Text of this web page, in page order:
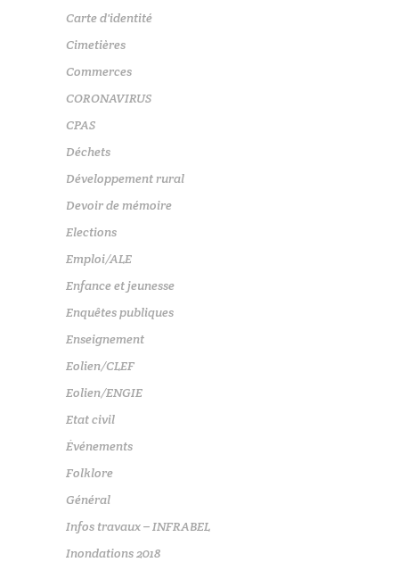
Carte d'identité
Cimetières
Commerces
CORONAVIRUS
CPAS
Déchets
Développement rural
Devoir de mémoire
Elections
Emploi/ALE
Enfance et jeunesse
Enquêtes publiques
Enseignement
Eolien/CLEF
Eolien/ENGIE
Etat civil
Événements
Folklore
Général
Infos travaux – INFRABEL
Inondations 2018